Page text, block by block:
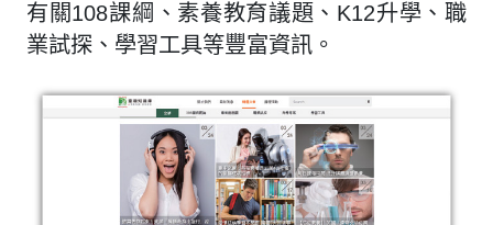
有關108課綱、素養教育議題、K12升學、職
業試探、學習工具等豐富資訊。